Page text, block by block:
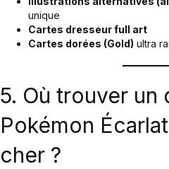
unique
Cartes dresseur full art
Cartes dorées (Gold) ultra
5. Où trouver un
Pokémon
cher ?